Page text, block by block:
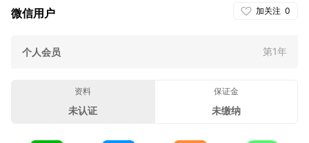
加关注 0
微信用户
个人会员 第1年
资料
未认证
保证金
未缴纳